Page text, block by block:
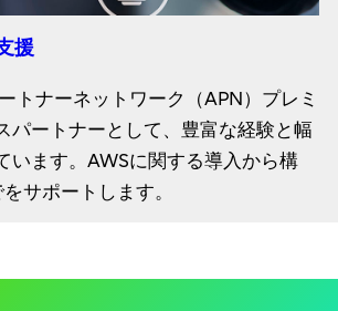
援
トナーネットワーク（APN）プレミ
パートナーとして、豊富な経験と幅
います。AWSに関する導入から構
サポートします。